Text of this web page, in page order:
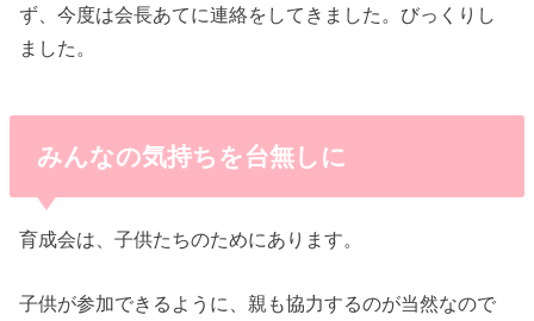
ず、今度は会長あてに連絡をしてきました。びっくりし
ました。
みんなの気持ちを台無しに
育成会は、子供たちのためにあります。
子供が参加できるように、親も協力するのが当然なので